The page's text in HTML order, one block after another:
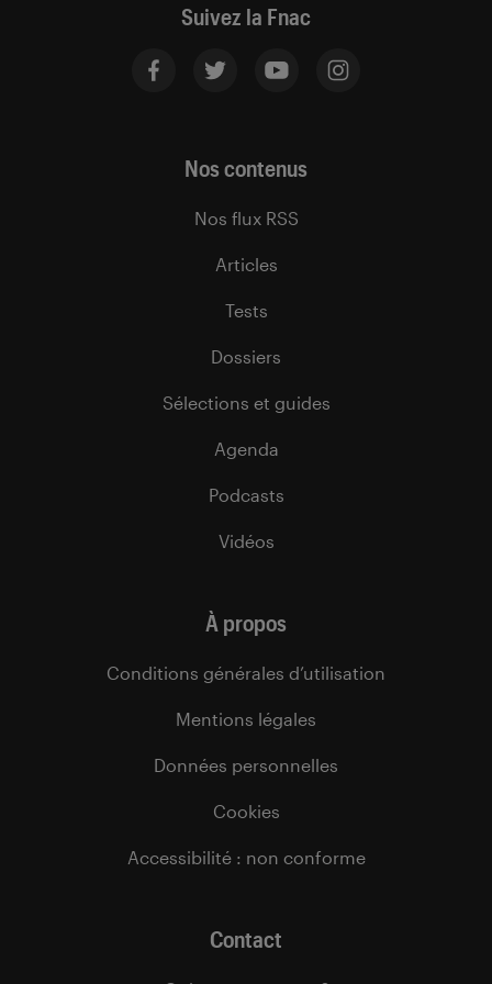
Suivez la Fnac
Nos contenus
Nos flux RSS
Articles
Tests
Dossiers
Sélections et guides
Agenda
Podcasts
Vidéos
À propos
Conditions générales d’utilisation
Mentions légales
Données personnelles
Cookies
Accessibilité : non conforme
Contact